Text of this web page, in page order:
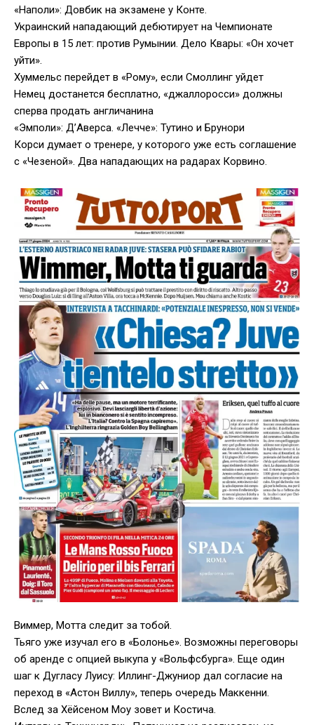
«Наполи»: Довбик на экзамене у Конте.
Украинский нападающий дебютирует на Чемпионате
Европы в 15 лет: против Румынии. Дело Квары: «Он хочет
уйти».
Хуммельс перейдет в «Рому», если Смоллинг уйдет
Немец достанется бесплатно, «джаллоросси» должны
сперва продать англичанина
«Эмполи»: Д’Аверса. «Лечче»: Тутино и Брунори
Корси думает о тренере, у которого уже есть соглашение
с «Чезеной». Два нападающих на радарах Корвино.
Виммер, Мотта следит за тобой.
Тьяго уже изучал его в «Болонье». Возможны переговоры
об аренде с опцией выкупа у «Вольфсбурга». Еще один
шаг к Дугласу Луису: Иллинг-Джуниор дал согласие на
переход в «Астон Виллу», теперь очередь Маккенни.
Вслед за Хёйсеном Моу зовет и Костича.